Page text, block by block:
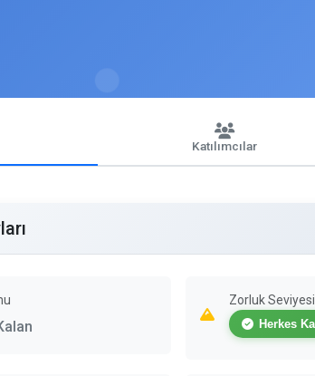
Katılımcılar
Zorluk Seviyesi
Herkes